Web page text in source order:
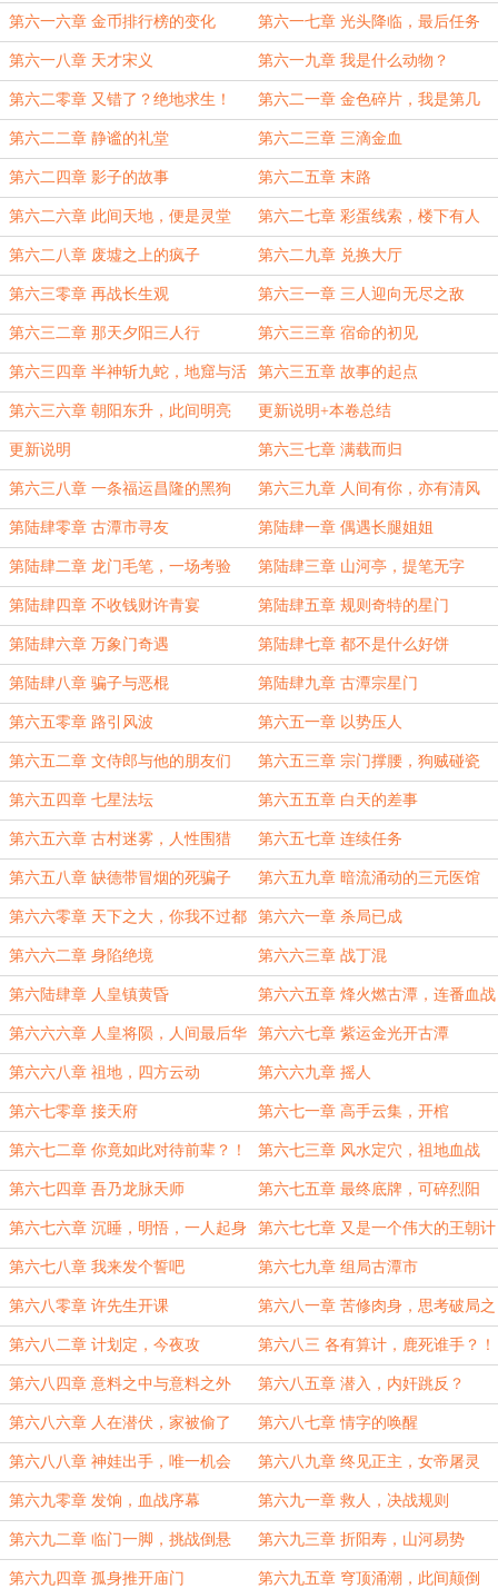
第六一六章 金币排行榜的变化 第六一七章 光头降临，最后任务
第六一八章 天才宋义 第六一九章 我是什么动物？
第六二零章 又错了？绝地求生！ 第六二一章 金色碎片，我是第几
名？
第六二二章 静谧的礼堂 第六二三章 三滴金血
第六二四章 影子的故事 第六二五章 末路
第六二六章 此间天地，便是灵堂 第六二七章 彩蛋线索，楼下有人
第六二八章 废墟之上的疯子 第六二九章 兑换大厅
第六三零章 再战长生观 第六三一章 三人迎向无尽之敌
第六三二章 那天夕阳三人行 第六三三章 宿命的初见
第六三四章 半神斩九蛇，地窟与活
人
第六三五章 故事的起点
第六三六章 朝阳东升，此间明亮 更新说明+本卷总结
更新说明 第六三七章 满载而归
第六三八章 一条福运昌隆的黑狗 第六三九章 人间有你，亦有清风
第陆肆零章 古潭市寻友 第陆肆一章 偶遇长腿姐姐
第陆肆二章 龙门毛笔，一场考验 第陆肆三章 山河亭，提笔无字
第陆肆四章 不收钱财许青宴 第陆肆五章 规则奇特的星门
第陆肆六章 万象门奇遇 第陆肆七章 都不是什么好饼
第陆肆八章 骗子与恶棍 第陆肆九章 古潭宗星门
第六五零章 路引风波 第六五一章 以势压人
第六五二章 文侍郎与他的朋友们 第六五三章 宗门撑腰，狗贼碰瓷
第六五四章 七星法坛 第六五五章 白天的差事
第六五六章 古村迷雾，人性围猎 第六五七章 连续任务
第六五八章 缺德带冒烟的死骗子 第六五九章 暗流涌动的三元医馆
第六六零章 天下之大，你我不过都
是凡人
第六六一章 杀局已成
第六六二章 身陷绝境 第六六三章 战丁混
第六陆肆章 人皇镇黄昏 第六六五章 烽火燃古潭，连番血战
第六六六章 人皇将陨，人间最后华
彩！
第六六七章 紫运金光开古潭
第六六八章 祖地，四方云动 第六六九章 摇人
第六七零章 接天府 第六七一章 高手云集，开棺
第六七二章 你竟如此对待前辈？！ 第六七三章 风水定穴，祖地血战
第六七四章 吾乃龙脉天师 第六七五章 最终底牌，可碎烈阳
第六七六章 沉睡，明悟，一人起身 第六七七章 又是一个伟大的王朝计
划
第六七八章 我来发个誓吧 第六七九章 组局古潭市
第六八零章 许先生开课 第六八一章 苦修肉身，思考破局之
道
第六八二章 计划定，今夜攻 第六八三 各有算计，鹿死谁手？！
第六八四章 意料之中与意料之外 第六八五章 潜入，内奸跳反？
第六八六章 人在潜伏，家被偷了 第六八七章 情字的唤醒
第六八八章 神娃出手，唯一机会 第六八九章 终见正主，女帝屠灵
第六九零章 发饷，血战序幕 第六九一章 救人，决战规则
第六九二章 临门一脚，挑战倒悬 第六九三章 折阳寿，山河易势
第六九四章 孤身推开庙门 第六九五章 穹顶涌潮，此间颠倒